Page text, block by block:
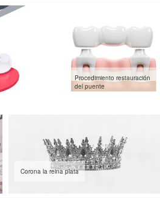
Procedimiento restauración
del puente
Corona la reina plata